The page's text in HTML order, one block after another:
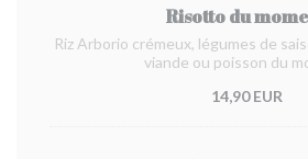
Risotto du
Riz Arborio crémeux, légumes de
viande ou poisson du
14,90 EUR